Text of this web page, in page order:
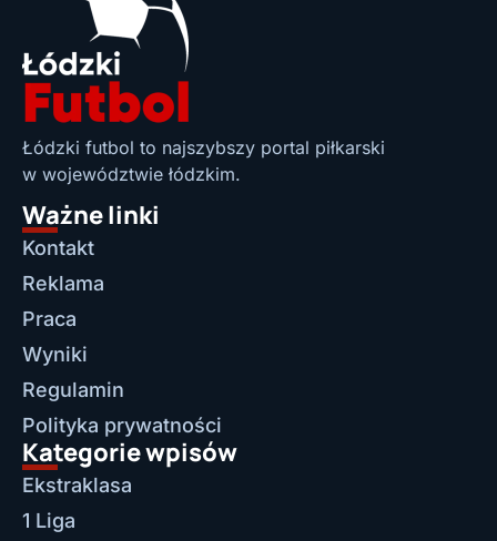
Łódzki futbol to najszybszy portal piłkarski
w województwie łódzkim.
Ważne linki
Kontakt
Reklama
Praca
Wyniki
Regulamin
Polityka prywatności
Kategorie wpisów
Ekstraklasa
1 Liga